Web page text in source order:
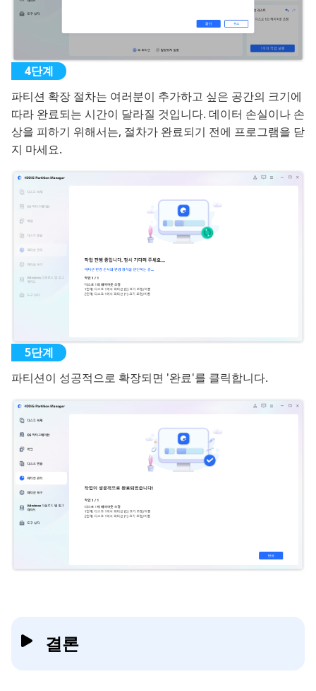
파티션 확장 절차는 여러분이 추가하고 싶은 공간의 크기에
따라 완료되는 시간이 달라질 것입니다. 데이터 손실이나 손
상을 피하기 위해서는, 절차가 완료되기 전에 프로그램을 닫
지 마세요.
파티션이 성공적으로 확장되면 '완료'를 클릭합니다.
결론